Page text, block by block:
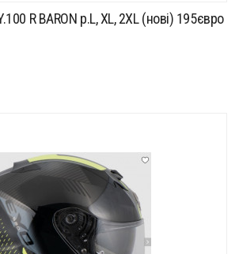
R BARON p.L, XL, 2XL (нові) 195євро